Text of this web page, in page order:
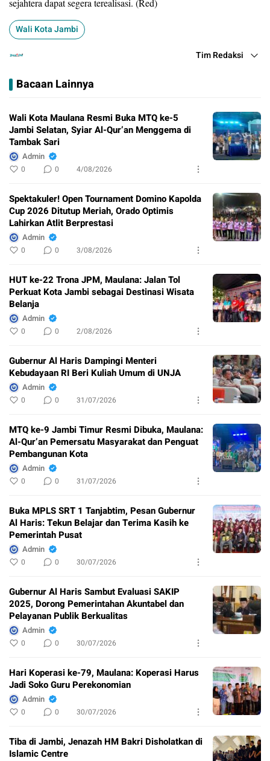
Wali Kota Jambi
Tim Redaksi
Bacaan Lainnya
Wali Kota Maulana Resmi Buka MTQ ke-5
Jambi Selatan, Syiar Al-Qur’an Menggema di
Tambak Sari
Admin
0 0 4/08/2026
Spektakuler! Open Tournament Domino Kapolda
Cup 2026 Ditutup Meriah, Orado Optimis
Lahirkan Atlit Berprestasi
Admin
0 0 3/08/2026
HUT ke-22 Trona JPM, Maulana: Jalan Tol
Perkuat Kota Jambi sebagai Destinasi Wisata
Belanja
Admin
0 0 2/08/2026
Gubernur Al Haris Dampingi Menteri
Kebudayaan RI Beri Kuliah Umum di UNJA
Admin
0 0 31/07/2026
MTQ ke-9 Jambi Timur Resmi Dibuka, Maulana:
Al-Qur’an Pemersatu Masyarakat dan Penguat
Pembangunan Kota
Admin
0 0 31/07/2026
Buka MPLS SRT 1 Tanjabtim, Pesan Gubernur
Al Haris: Tekun Belajar dan Terima Kasih ke
Pemerintah Pusat
Admin
0 0 30/07/2026
Gubernur Al Haris Sambut Evaluasi SAKIP
2025, Dorong Pemerintahan Akuntabel dan
Pelayanan Publik Berkualitas
Admin
0 0 30/07/2026
Hari Koperasi ke-79, Maulana: Koperasi Harus
Jadi Soko Guru Perekonomian
Admin
0 0 30/07/2026
Tiba di Jambi, Jenazah HM Bakri Disholatkan di
Islamic Centre